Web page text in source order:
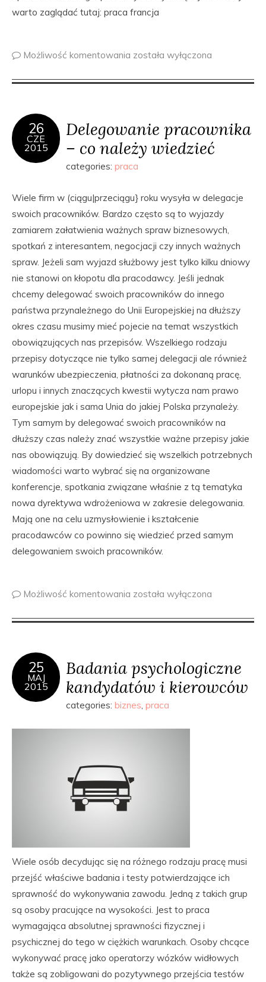
warto zaglądać tutaj: praca francja
Możliwość komentowania została wyłączona
26
CZE
2015
Delegowanie pracownika
– co należy wiedzieć
categories: praca
Wiele firm w (ciągu|przeciągu} roku wysyła w delegacje
swoich pracowników. Bardzo często są to wyjazdy
zamiarem załatwienia ważnych spraw biznesowych,
spotkań z interesantem, negocjacji czy innych ważnych
spraw. Jeżeli sam wyjazd służbowy jest tylko kilku dniowy
nie stanowi on kłopotu dla pracodawcy. Jeśli jednak
chcemy delegować swoich pracowników do innego
państwa przynależnego do Unii Europejskiej na dłuższy
okres czasu musimy mieć pojecie na temat wszystkich
obowiązujących nas przepisów. Wszelkiego rodzaju
przepisy dotyczące nie tylko samej delegacji ale również
warunków ubezpieczenia, płatności za dokonaną pracę,
urlopu i innych znaczących kwestii wytycza nam prawo
europejskie jak i sama Unia do jakiej Polska przynależy.
Tym samym by delegować swoich pracowników na
dłuższy czas należy znać wszystkie ważne przepisy jakie
nas obowiązują. By dowiedzieć się wszelkich potrzebnych
wiadomości warto wybrać się na organizowane
konferencje, spotkania związane właśnie z tą tematyka
nowa dyrektywa wdrożeniowa w zakresie delegowania.
Mają one na celu uzmysłowienie i kształcenie
pracodawców co powinno się wiedzieć przed samym
delegowaniem swoich pracowników.
Możliwość komentowania została wyłączona
25
MAJ
2015
Badania psychologiczne
kandydatów i kierowców
categories: biznes, praca
Wiele osób decydując się na różnego rodzaju pracę musi
przejść właściwe badania i testy potwierdzające ich
sprawność do wykonywania zawodu. Jedną z takich grup
są osoby pracujące na wysokości. Jest to praca
wymagająca absolutnej sprawności fizycznej i
psychicznej do tego w ciężkich warunkach. Osoby chcące
wykonywać pracę jako operatorzy wózków widłowych
także są zobligowani do pozytywnego przejścia testów